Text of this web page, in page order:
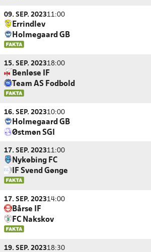
09. SEP. 202311:00
Errindlev
Holmegaard GB
15. SEP. 202318:00
Benløse IF
Team AS Fodbold
16. SEP. 202310:00
Holmegaard GB
Østmøn SGI
17. SEP. 202311:00
Nykøbing FC
IF Svend Gønge
17. SEP. 202314:00
Bårse IF
FC Nakskov
19. SEP. 202318:30